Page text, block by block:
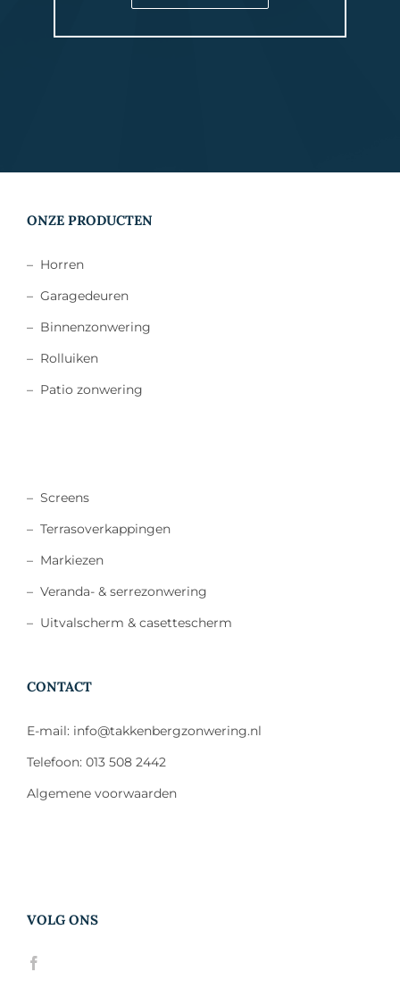
ONZE PRODUCTEN
– Horren
– Garagedeuren
– Binnenzonwering
– Rolluiken
– Patio zonwering
– Screens
– Terrasoverkappingen
– Markiezen
– Veranda- & serrezonwering
– Uitvalscherm & casettescherm
CONTACT
E-mail: info@takkenbergzonwering.nl
Telefoon: 013 508 2442
Algemene voorwaarden
VOLG ONS